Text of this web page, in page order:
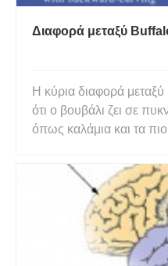
Διαφορά μεταξύ
Η κύρια διαφορά μεταξύ
ότι ο βουβάλι ζει σε
όπως καλάμια και τα
ποταμών, λιβάδια και
. Επιπλέον, είναι
μεταξύ βουβά